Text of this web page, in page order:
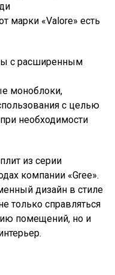
марки «Valore» есть
с расширенным
моноблоки,
с целью
необходимости
из серии
компании «Gree».
дизайн в стиле
только справляться
помещений, но и